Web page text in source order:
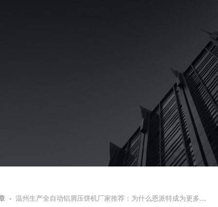
-温州生产全自动铝屑压饼机厂家推荐：为什么恩派特成为更多工厂的选择？